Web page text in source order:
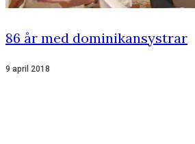
86 år med dominikansystrar
9 april 2018